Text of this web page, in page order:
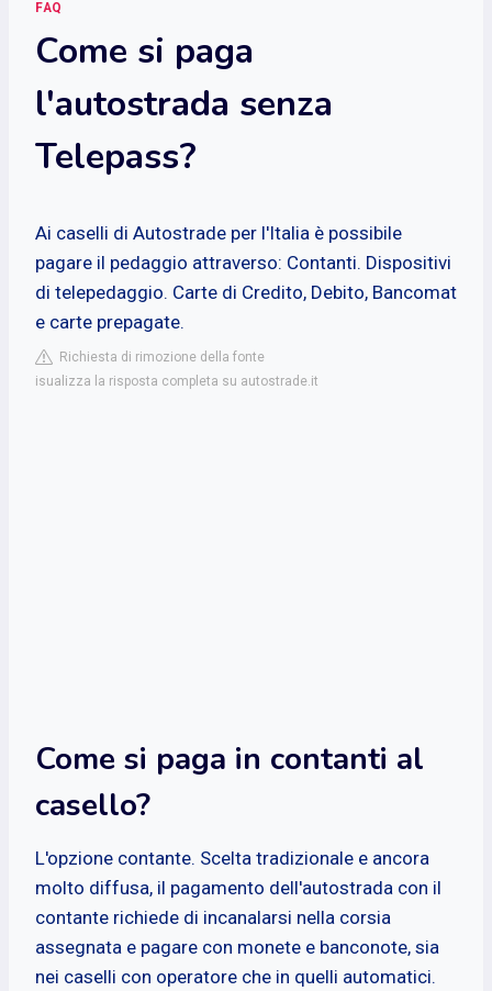
FAQ
Come si paga
l'autostrada senza
Telepass?
Ai caselli di Autostrade per l'Italia è possibile
pagare il pedaggio attraverso: Contanti. Dispositivi
di telepedaggio. Carte di Credito, Debito, Bancomat
e carte prepagate.
Richiesta di rimozione della fonte
isualizza la risposta completa su autostrade.it
Come si paga in contanti al
casello?
L'opzione contante. Scelta tradizionale e ancora
molto diffusa, il pagamento dell'autostrada con il
contante richiede di incanalarsi nella corsia
assegnata e pagare con monete e banconote, sia
nei caselli con operatore che in quelli automatici.